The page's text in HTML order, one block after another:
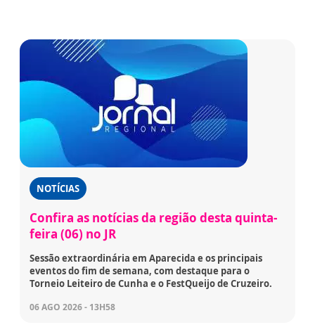
NOTÍCIAS
Confira as notícias da região desta quinta-
feira (06) no JR
Sessão extraordinária em Aparecida e os principais
eventos do fim de semana, com destaque para o
Torneio Leiteiro de Cunha e o FestQueijo de Cruzeiro.
06 AGO 2026 - 13H58